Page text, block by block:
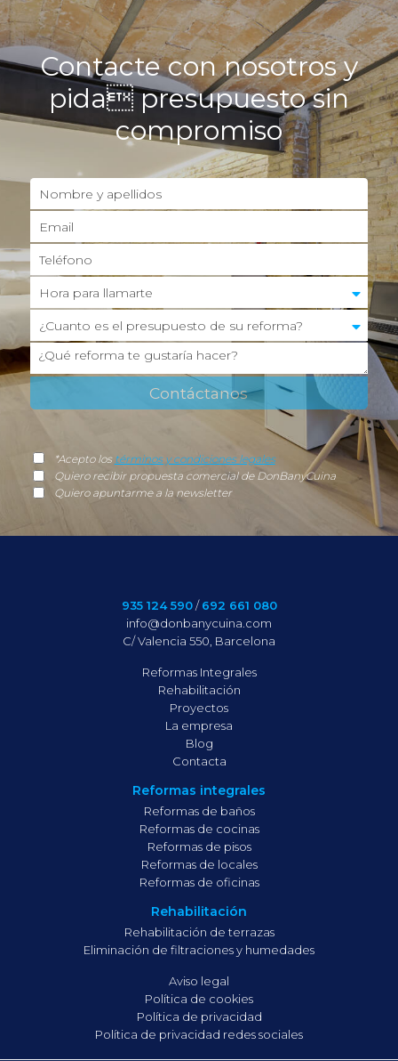
Contacte con nosotros y
pidapresupuesto sin
compromiso
*Acepto los términos y condiciones legales
Quiero recibir propuesta comercial de DonBanyCuina
Quiero apuntarme a la newsletter
935 124 590/692 661 080
info@donbanycuina.com
C/ Valencia 550, Barcelona
Reformas Integrales
Rehabilitación
Proyectos
La empresa
Blog
Contacta
Reformas integrales
Reformas de baños
Reformas de cocinas
Reformas de pisos
Reformas de locales
Reformas de oficinas
Rehabilitación
Rehabilitación de terrazas
Eliminación de filtraciones y humedades
Aviso legal
Política de cookies
Política de privacidad
Política de privacidad redes sociales